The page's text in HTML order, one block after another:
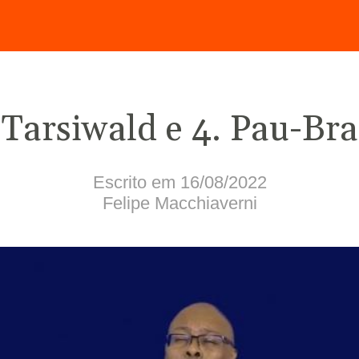
e 4. Pau-
Escrito em 16/08/2022
Felipe Macchiaverni